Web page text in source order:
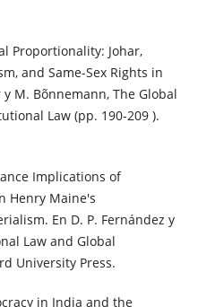
Proportionality: Johar,
and Same-Sex Rights in
M. Bõnnemann, The Global
Law (pp. 190-209 ).
Implications of
Henry Maine's
En D. P. Fernández y
Law and Global
University Press.
in India and the